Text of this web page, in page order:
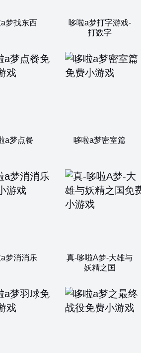
梦找东西
哆啦a梦打字游戏-
打数字
a梦点餐 哆啦a梦密室篇
梦消消乐
真-哆啦A梦-大雄与
妖精之国